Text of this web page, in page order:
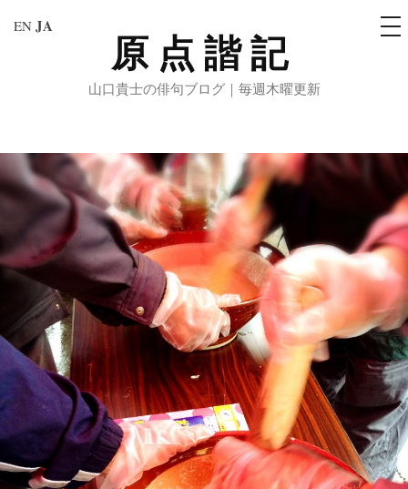
へ
ス
ッ
プ
原点諧記
山口貴士の俳句ブログ｜毎週木曜更新
メ
ニ
EN JA